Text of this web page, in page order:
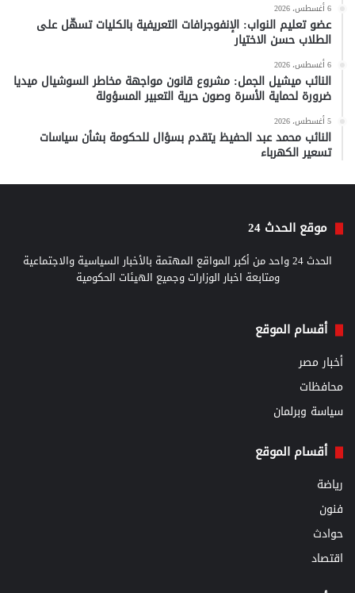
6 أغسطس، 2026
عضو تعليم النواب: الإنفوجرافات التعريفية بالكليات تسهّل على
الطلاب حسن الاختيار
6 أغسطس، 2026
النائب ميشيل الجمل: مشروع قانون مواجهة مخاطر السوشيال ميديا
ضرورة لحماية الأسرة وصون حرية التعبير المسؤولة
5 أغسطس، 2026
النائب محمد عبد الحفيظ يتقدم بسؤال للحكومة بشأن سياسات
تسعير الكهرباء
موقع الحدث 24
الحدث 24 واحد من أكبر المواقع المهتمة بالأخبار السياسية والاجتماعية
ومتابعة اخبار الوزارات وجميع الهيئات الحكومية
أقسام الموقع
أخبار مصر
محافظات
سياسة وبرلمان
أقسام الموقع
رياضة
فنون
حوادث
اقتصاد